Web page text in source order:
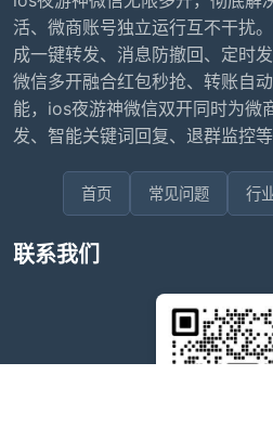
活、微商账号独立运行互不干扰
成一键转发、消息防撤回、定时
微信多开融合红包秒抢、转账自
能，ios夜游神微信双开同时为微
发、智能关键词回复、退群监控等
首页 常见问题 行
联系我们